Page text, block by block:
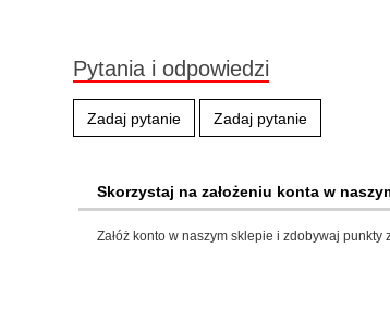
Pytania i odpowiedzi
Zadaj pytanie Zadaj pytanie
Skorzystaj na założeniu konta w
Załóż konto w naszym sklepie i zdobywaj